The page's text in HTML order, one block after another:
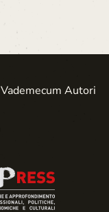
Vademecum Autori